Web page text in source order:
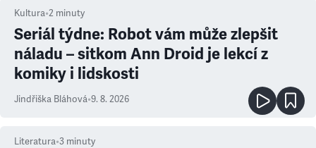
Kultura•2 minuty
Seriál týdne: Robot vám může zlepšit
náladu – sitkom Ann Droid je lekcí z
komiky i lidskosti
Jindřiška Bláhová•9. 8. 2026
Literatura•3 minuty